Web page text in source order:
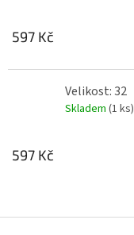
597 Kč
Velikost: 32
Skladem (1 ks)
597 Kč